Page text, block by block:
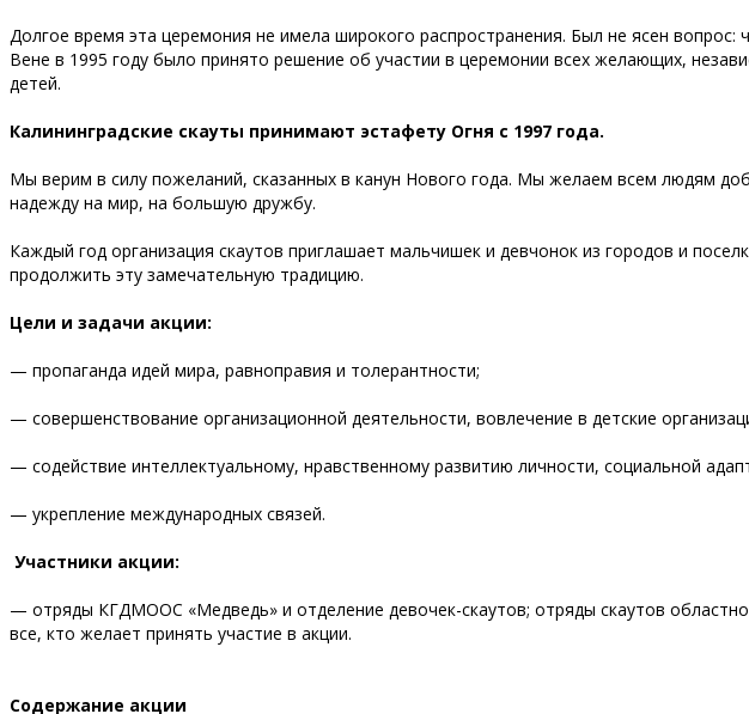
Долгое время эта церемония не имела широкого распространения. Был не ясен
Вене в 1995 году было принято решение об участии в церемонии всех желающих,
детей.
Калининградские скауты принимают эстафету Огня с 1997 года.
Мы верим в силу пожеланий, сказанных в канун Нового года. Мы желаем всем людям
надежду на мир, на большую дружбу.
Каждый год организация скаутов приглашает мальчишек и девчонок из городов и
продолжить эту замечательную традицию.
Цели и задачи акции:
— пропаганда идей мира, равноправия и толерантности;
— совершенствование организационной деятельности, вовлечение в детские
— содействие интеллектуальному, нравственному развитию личности, социальной
— укрепление международных связей.
Участники акции:
— отряды КГДМООС «Медведь» и отделение девочек-скаутов; отряды скаутов
все, кто желает принять участие в акции.
Содержание акции